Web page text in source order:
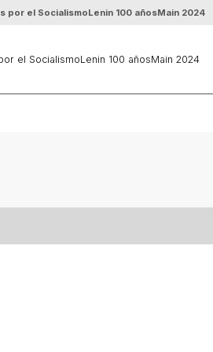
por el SocialismoLenin 100 añosMain 2024
el SocialismoLenin 100 añosMain 2024